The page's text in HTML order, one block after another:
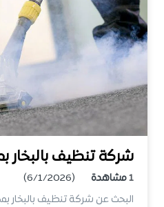
شركة تنظيف بالبخار
1مشاهدة
(6/1/2026)
البحث عن شركة تنظيف بالبخار